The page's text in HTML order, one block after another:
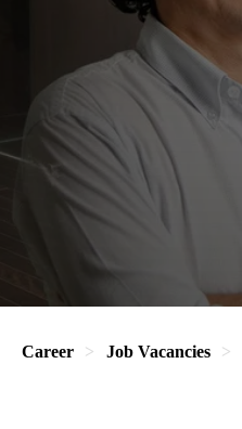
Career Job Vacancies